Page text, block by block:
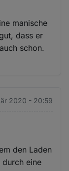
manische
dass er
schon.
2020 - 20:59
den Laden
eine